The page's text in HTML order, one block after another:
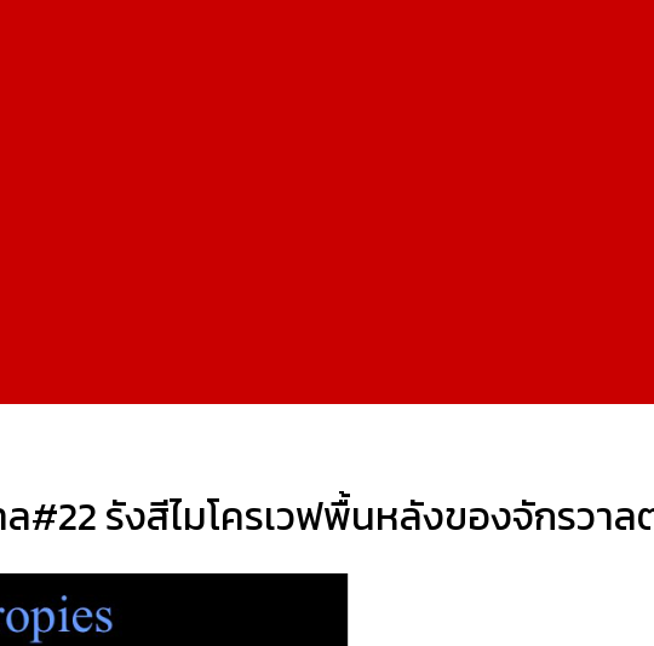
#22 รังสีไมโครเวฟพื้นหลังของจักรวา